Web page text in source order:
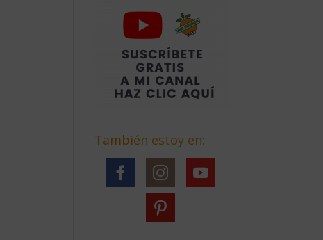
También estoy en: